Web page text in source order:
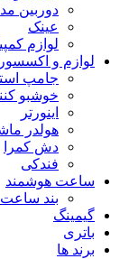
دوربین
عینک
لوازم
لوازم و
جامپ
خوشبو
اینورتر
هولدر
دش کمرا
فندکی
ساعت هوشمند
بند ساعت
گیمینگ
باتری
برند ها